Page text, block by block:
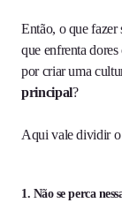
Então, o que fazer
que enfrenta
por criar uma
principal?
Aqui vale dividir o
1. Não se perca